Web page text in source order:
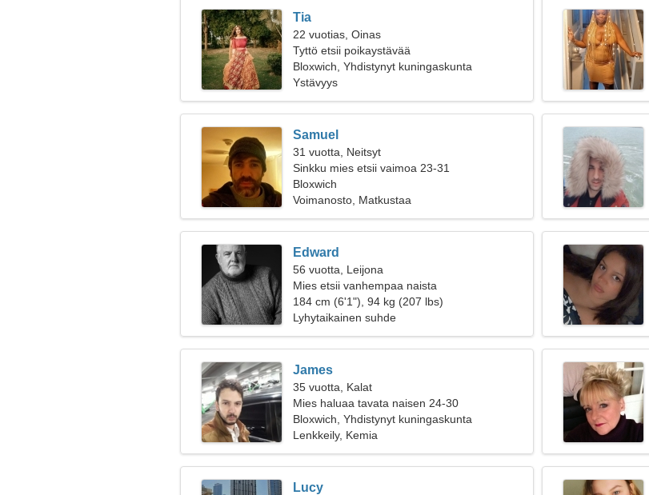
Tia
22 vuotias, Oinas
Tyttö etsii poikaystävää
Bloxwich, Yhdistynyt kuningaskunta
Ystävyys
Samuel
31 vuotta, Neitsyt
Sinkku mies etsii vaimoa 23-31
Bloxwich
Voimanosto, Matkustaa
Edward
56 vuotta, Leijona
Mies etsii vanhempaa naista
184 cm (6'1"), 94 kg (207 lbs)
Lyhytaikainen suhde
James
35 vuotta, Kalat
Mies haluaa tavata naisen 24-30
Bloxwich, Yhdistynyt kuningaskunta
Lenkkeily, Kemia
Lucy